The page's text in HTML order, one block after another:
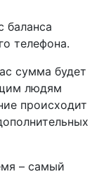
баланса
телефона.
сумма будет
людям
происходит
– самый